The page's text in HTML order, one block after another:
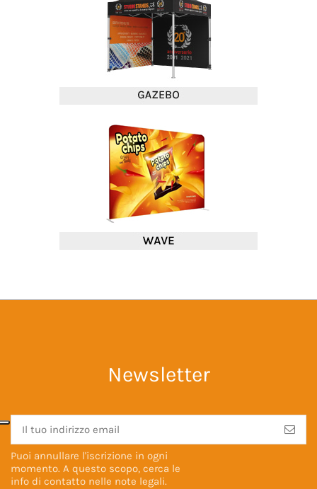
Newsletter
Puoi annullare l'iscrizione in ogni
momento. A questo scopo, cerca le
info di contatto nelle note legali.